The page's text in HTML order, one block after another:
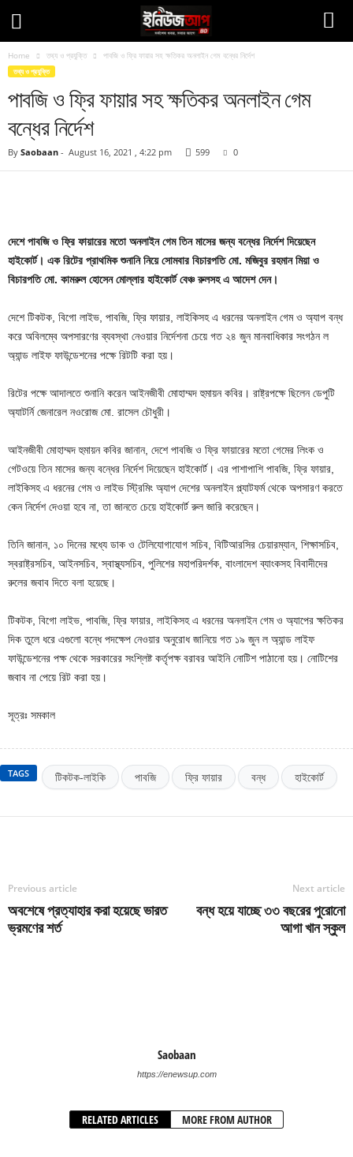
Home তথ্য ও প্রযুক্তি পাবজি ও ফ্রি ফায়ার সহ ক্ষতিকর অনলাইন গেম বন্ধের নির্দেশ
তথ্য ও প্রযুক্তি
পাবজি ও ফ্রি ফায়ার সহ ক্ষতিকর অনলাইন গেম
বন্ধের নির্দেশ
By Saobaan - August 16, 2021 , 4:22 pm 599 0
দেশে পাবজি ও ফ্রি ফায়ারের মতো অনলাইন গেম তিন মাসের জন্য বন্ধের নির্দেশ দিয়েছেন
হাইকোর্ট। এক রিটের প্রাথমিক শুনানি নিয়ে সোমবার বিচারপতি মো. মজিবুর রহমান মিয়া ও
বিচারপতি মো. কামরুল হোসেন মোল্লার হাইকোর্ট বেঞ্চ রুলসহ এ আদেশ দেন।
দেশে টিকটক, বিগো লাইভ, পাবজি, ফ্রি ফায়ার, লাইকিসহ এ ধরনের অনলাইন গেম ও অ্যাপ বন্ধ
করে অবিলম্বে অপসারণের ব্যবস্থা নেওয়ার নির্দেশনা চেয়ে গত ২৪ জুন মানবাধিকার সংগঠন ল
অ্যান্ড লাইফ ফাউন্ডেশনের পক্ষে রিটটি করা হয়।
রিটের পক্ষে আদালতে শুনানি করেন আইনজীবী মোহাম্মদ হুমায়ন কবির। রাষ্ট্রপক্ষে ছিলেন ডেপুটি
অ্যাটর্নি জেনারেল নওরোজ মো. রাসেল চৌধুরী।
আইনজীবী মোহাম্মদ হুমায়ন কবির জানান, দেশে পাবজি ও ফ্রি ফায়ারের মতো গেমের লিংক ও
গেটওয়ে তিন মাসের জন্য বন্ধের নির্দেশ দিয়েছেন হাইকোর্ট। এর পাশাপাশি পাবজি, ফ্রি ফায়ার,
লাইকিসহ এ ধরনের গেম ও লাইভ স্ট্রিমিং অ্যাপ দেশের অনলাইন প্ল্যাটফর্ম থেকে অপসারণ করতে
কেন নির্দেশ দেওয়া হবে না, তা জানতে চেয়ে হাইকোর্ট রুল জারি করেছেন।
তিনি জানান, ১০ দিনের মধ্যে ডাক ও টেলিযোগাযোগ সচিব, বিটিআরসির চেয়ারম্যান, শিক্ষাসচিব,
স্বরাষ্ট্রসচিব, আইনসচিব, স্বাস্থ্যসচিব, পুলিশের মহাপরিদর্শক, বাংলাদেশ ব্যাংকসহ বিবাদীদের
রুলের জবাব দিতে বলা হয়েছে।
টিকটক, বিগো লাইভ, পাবজি, ফ্রি ফায়ার, লাইকিসহ এ ধরনের অনলাইন গেম ও অ্যাপের ক্ষতিকর
দিক তুলে ধরে এগুলো বন্ধে পদক্ষেপ নেওয়ার অনুরোধ জানিয়ে গত ১৯ জুন ল অ্যান্ড লাইফ
ফাউন্ডেশনের পক্ষ থেকে সরকারের সংশ্লিষ্ট কর্তৃপক্ষ বরাবর আইনি নোটিশ পাঠানো হয়। নোটিশের
জবাব না পেয়ে রিট করা হয়।
সূত্রঃ সমকাল
TAGS টিকটক-লাইকি পাবজি ফ্রি ফায়ার বন্ধ হাইকোর্ট
Previous article
অবশেষে প্রত্যাহার করা হয়েছে ভারত
ভ্রমণের শর্ত
Next article
বন্ধ হয়ে যাচ্ছে ৩৩ বছরের পুরোনো
আগা খান স্কুল
Saobaan
https://enewsup.com
RELATED ARTICLES MORE FROM AUTHOR